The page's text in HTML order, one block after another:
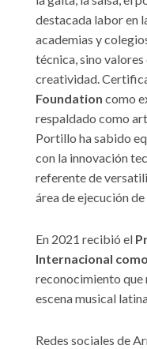
destacada labor en
academias y
técnica, sino
creatividad.
Foundation como
respaldado como
Portillo ha sabido
con la innovación
referente de
área de ejecución
En 2021 recibió el
Internacional
reconocimiento que
escena musical
Redes sociales de